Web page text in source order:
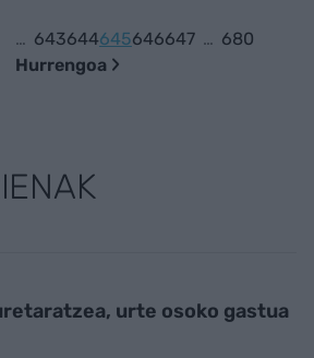
… 643644645646647 … 680
Hurrengoa
urte osoko gastua